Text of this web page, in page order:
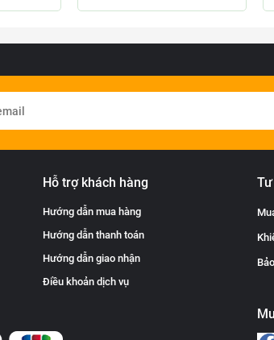
Hỗ trợ khách hàng
Hướng dẫn mua hàng
Hướng dẫn thanh toán
Hướng dẫn giao nhận
Điều khoản dịch vụ